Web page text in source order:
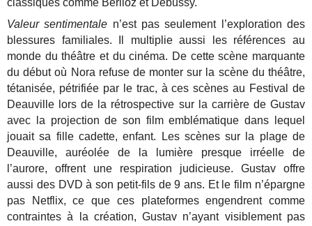
Valeur sentimentale n’est pas seulement l’exploration des
blessures familiales. Il multiplie aussi les références au
monde du théâtre et du cinéma. De cette scène marquante
du début où Nora refuse de monter sur la scène du théâtre,
tétanisée, pétrifiée par le trac, à ces scènes au Festival de
Deauville lors de la rétrospective sur la carrière de Gustav
avec la projection de son film emblématique dans lequel
jouait sa fille cadette, enfant. Les scènes sur la plage de
Deauville, auréolée de la lumière presque irréelle de
l’aurore, offrent une respiration judicieuse. Gustav offre
aussi des DVD à son petit-fils de 9 ans. Et le film n’épargne
pas Netflix, ce que ces plateformes engendrent comme
contraintes à la création, Gustav n’ayant visiblement pas